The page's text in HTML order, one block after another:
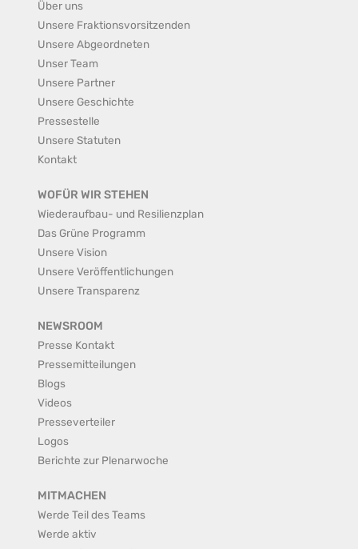
Über uns
Unsere Fraktionsvorsitzenden
Unsere Abgeordneten
Unser Team
Unsere Partner
Unsere Geschichte
Pressestelle
Unsere Statuten
Kontakt
WOFÜR WIR STEHEN
Wiederaufbau- und Resilienzplan
Das Grüne Programm
Unsere Vision
Unsere Veröffentlichungen
Unsere Transparenz
NEWSROOM
Presse Kontakt
Pressemitteilungen
Blogs
Videos
Presseverteiler
Logos
Berichte zur Plenarwoche
MITMACHEN
Werde Teil des Teams
Werde aktiv